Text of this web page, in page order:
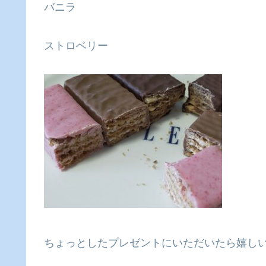
バニラ
ストロベリー
ちょっとしたプレゼントにいただいたら嬉し